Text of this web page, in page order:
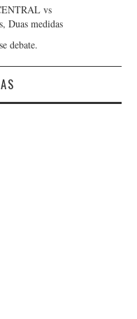
vs
Duas medidas
debate.